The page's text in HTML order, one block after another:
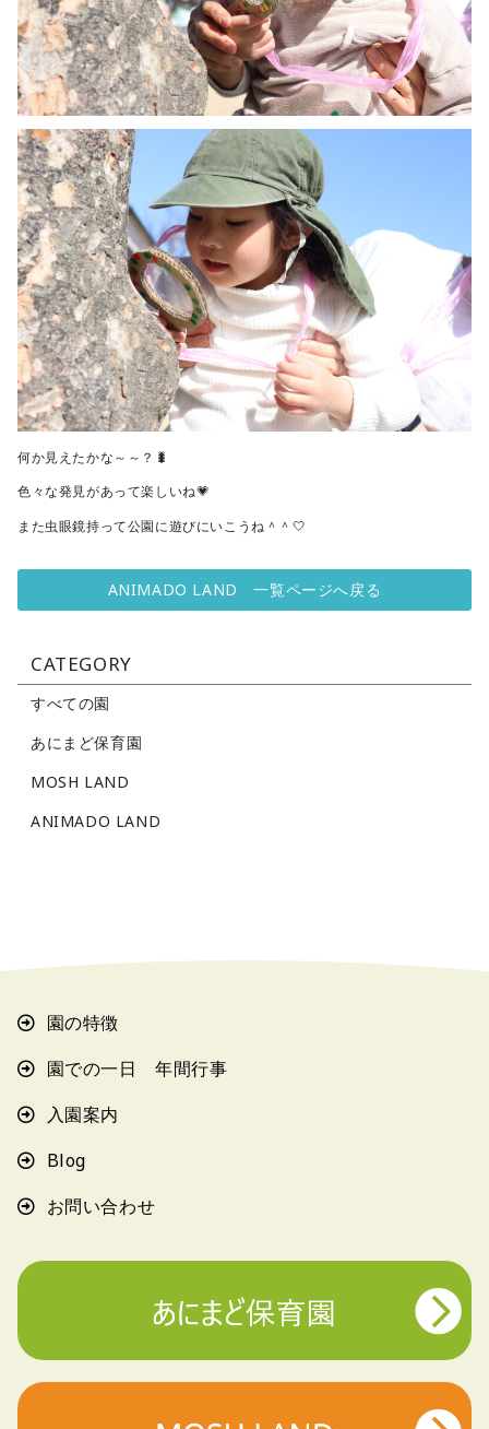
何か見えたかな～～？🐛
色々な発見があって楽しいね💗
また虫眼鏡持って公園に遊びにいこうね＾＾🤍
ANIMADO LAND 一覧ページへ戻る
CATEGORY
すべての園
あにまど保育園
MOSH LAND
ANIMADO LAND
園の特徴
園での一日 年間行事
入園案内
Blog
お問い合わせ